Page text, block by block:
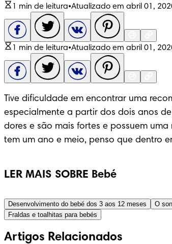
1 min de leitura•Atualizado em abril 01,
1 min de leitura•Atualizado em abril 01,
Tive dificuldade em encontrar uma
especialmente a partir dos dois anos
dores e são mais fortes e possuem
tem um ano e meio, penso que dentro
LER MAIS SOBRE Bebé
Desenvolvimento do bebé dos 3 aos 12 meses O
Fraldas e toalhitas para bebés
Artigos Relacionados